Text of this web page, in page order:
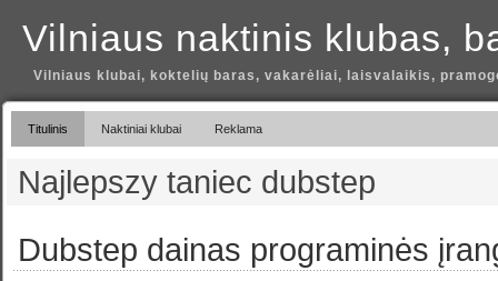
Vilniaus naktinis klubas,
Vilniaus klubai, koktelių baras, vakarėliai, laisvalaikis,
Titulinis Naktiniai klubai Reklama
Najlepszy taniec dubstep
Dubstep dainas programinės